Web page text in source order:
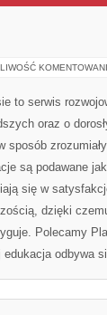
to serwis
oraz o
sposób
są podawane
się w
dzięki
Polecamy
edukacja odbywa